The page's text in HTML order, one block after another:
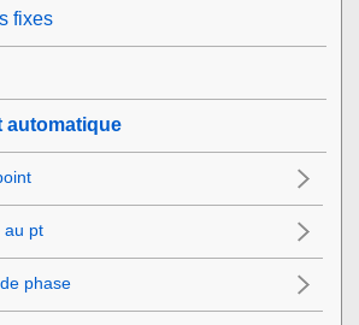
fixes
automatique
au pt
phase